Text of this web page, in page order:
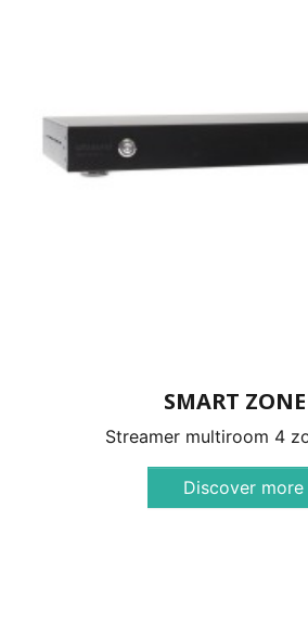
SMART
Streamer multiroom 4
Discover more